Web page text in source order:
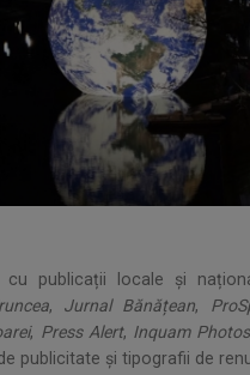
cu publicații locale și
, Jurnal Bănățean,
, Press Alert, Inquam Photos
publicitate și tipografii de